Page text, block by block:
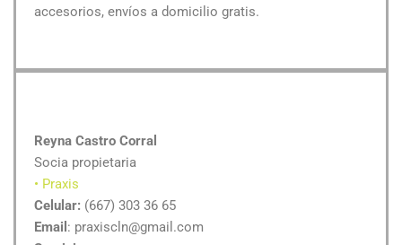
accesorios, envíos a domicilio gratis.
Reyna Castro Corral
Socia propietaria
• Praxis
Celular: (667) 303 36 65
Email : praxiscln@gmail.com